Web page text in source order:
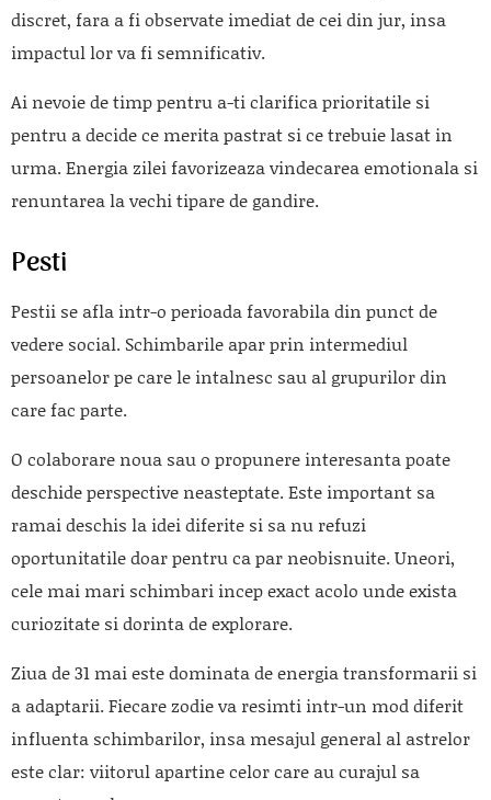
discret, fara a fi observate imediat de cei din jur, insa
impactul lor va fi semnificativ.
Ai nevoie de timp pentru a-ti clarifica prioritatile si
pentru a decide ce merita pastrat si ce trebuie lasat in
urma. Energia zilei favorizeaza vindecarea emotionala si
renuntarea la vechi tipare de gandire.
Pesti
Pestii se afla intr-o perioada favorabila din punct de
vedere social. Schimbarile apar prin intermediul
persoanelor pe care le intalnesc sau al grupurilor din
care fac parte.
O colaborare noua sau o propunere interesanta poate
deschide perspective neasteptate. Este important sa
ramai deschis la idei diferite si sa nu refuzi
oportunitatile doar pentru ca par neobisnuite. Uneori,
cele mai mari schimbari incep exact acolo unde exista
curiozitate si dorinta de explorare.
Ziua de 31 mai este dominata de energia transformarii si
a adaptarii. Fiecare zodie va resimti intr-un mod diferit
influenta schimbarilor, insa mesajul general al astrelor
este clar: viitorul apartine celor care au curajul sa